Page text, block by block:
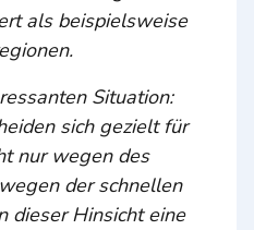
als beispielsweise
Situation:
sich gezielt für
nur wegen des
der schnellen
dieser Hinsicht eine